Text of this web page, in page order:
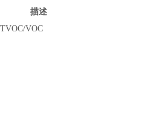
描述
VOC